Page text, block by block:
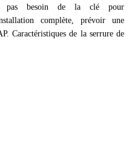
pas besoin de la clé pour
complète, prévoir une
Caractéristiques de la serrure de